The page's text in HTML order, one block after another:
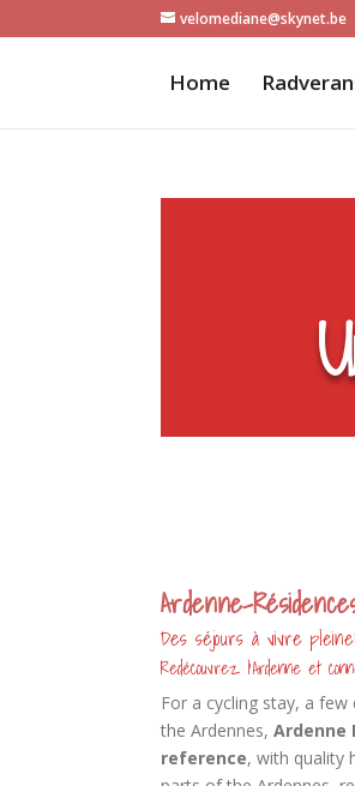
velomediane@skynet.be
Home
Ardenne-
Des séjours à vivre
Redécouvrez l’Ardenne et
For a cycling stay, a
the Ardennes,Ardenne
reference, with quality